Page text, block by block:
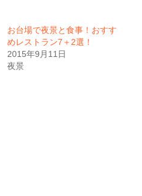
お台場で夜景と食事！おすす
めレストラン7＋2選！
2015年9月11日
夜景